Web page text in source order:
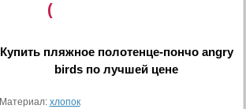
(
Купить пляжное полотенце-пончо angry
birds по лучшей цене
Материал: хлопок